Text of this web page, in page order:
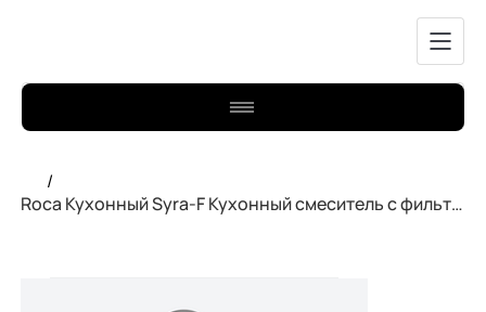
/
Roca Кухонный Syra-F Кухонный смеситель с фильтром A5A8C2AC00